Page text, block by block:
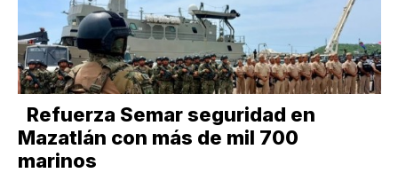
Refuerza Semar seguridad en
Mazatlán con más de mil 700
marinos